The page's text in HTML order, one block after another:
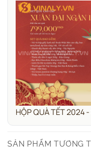
HỘP QUÀ TẾT 2024
SẢN PHẨM TƯƠNG